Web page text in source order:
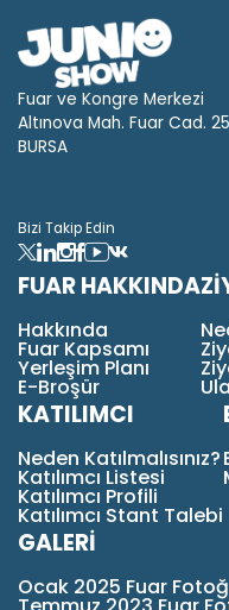
Fuar ve Kongre Merkezi
Altınova Mah. Fuar Cad.
BURSA
Bizi Takip Edin
FUAR HAKKINDA
Hakkında
Fuar Kapsamı
Yerleşim Planı
E-Broşür
KATILIMCI
Neden Katılmalısınız?
Katılımcı Listesi
Katılımcı Profili
Katılımcı Stant Talebi
GALERİ
Ocak 2025 Fuar